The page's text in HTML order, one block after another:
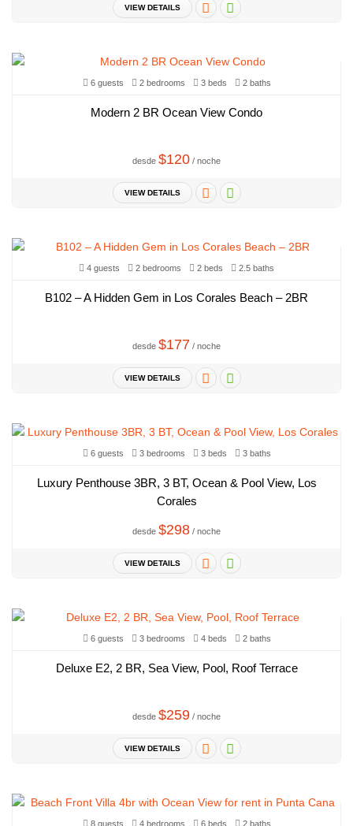
VIEW DETAILS
6 guests 2 bedrooms 3 beds 2 baths
Modern 2 BR Ocean View Condo
desde $120 / noche
VIEW DETAILS
4 guests 2 bedrooms 2 beds 2.5 baths
B102 – A Hidden Gem in Los Corales Beach – 2BR
desde $177 / noche
VIEW DETAILS
6 guests 3 bedrooms 3 beds 3 baths
Luxury Penthouse 3BR, 3 BT, Ocean & Pool View, Los
Corales
desde $298 / noche
VIEW DETAILS
6 guests 3 bedrooms 4 beds 2 baths
Deluxe E2, 2 BR, Sea View, Pool, Roof Terrace
desde $259 / noche
VIEW DETAILS
8 guests 4 bedrooms 6 beds 2 baths